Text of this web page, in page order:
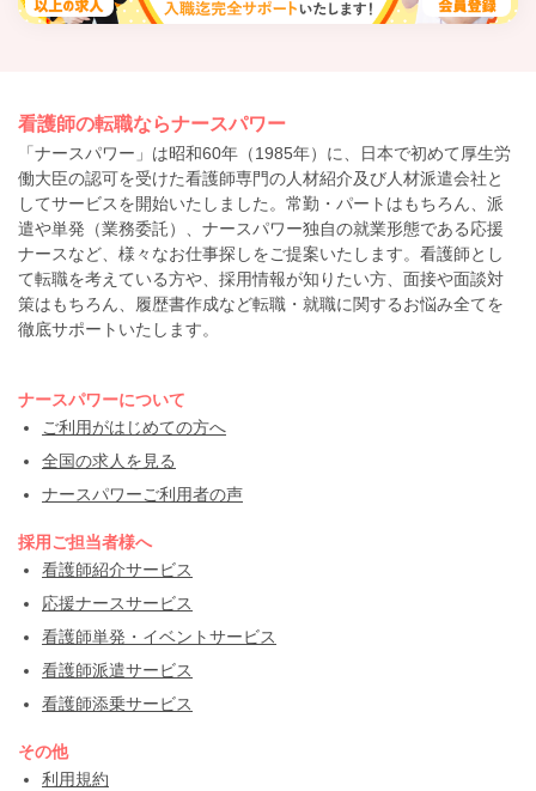
看護師の転職ならナースパワー
「ナースパワー」は昭和60年（1985年）に、日本で初めて厚生労
働大臣の認可を受けた看護師専門の人材紹介及び人材派遣会社と
してサービスを開始いたしました。常勤・パートはもちろん、派
遣や単発（業務委託）、ナースパワー独自の就業形態である応援
ナースなど、様々なお仕事探しをご提案いたします。看護師とし
て転職を考えている方や、採用情報が知りたい方、面接や面談対
策はもちろん、履歴書作成など転職・就職に関するお悩み全てを
徹底サポートいたします。
ナースパワーについて
ご利用がはじめての方へ
全国の求人を見る
ナースパワーご利用者の声
採用ご担当者様へ
看護師紹介サービス
応援ナースサービス
看護師単発・イベントサービス
看護師派遣サービス
看護師添乗サービス
その他
利用規約